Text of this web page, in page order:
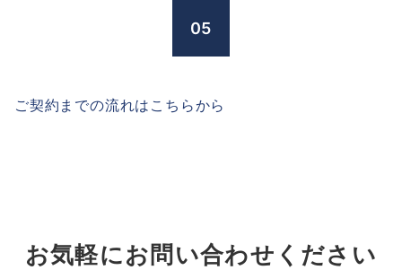
05
ご契約までの流れはこちらから
お気軽にお問い合わせください